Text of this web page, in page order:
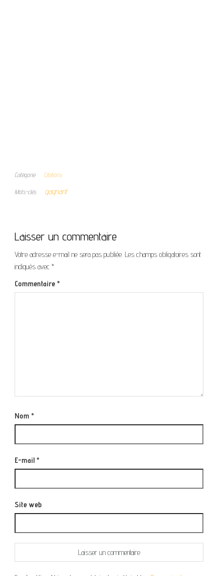
Catégorie Citations
Mots-clés gagnant
Laisser un commentaire
Votre adresse e-mail ne sera pas publiée. Les champs obligatoires sont
indiqués avec *
Commentaire *
Nom *
E-mail *
Site web